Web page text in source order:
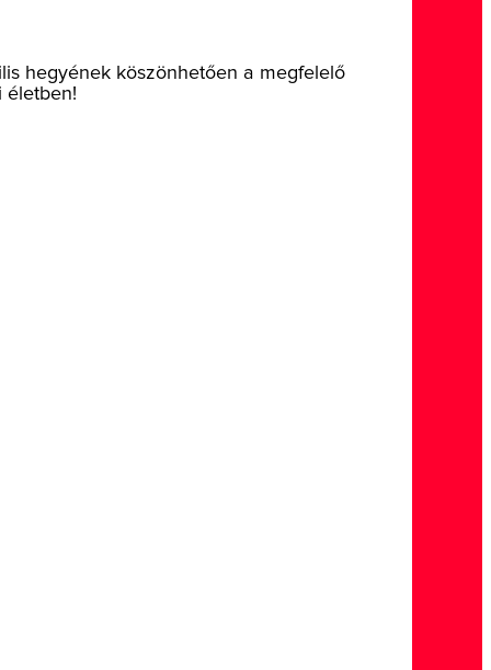
hegyének köszönhetően a megfelelő
életben!